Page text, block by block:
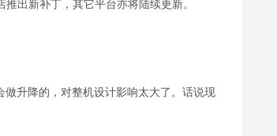
出新补丁，其它平台亦将陆续更新。
升降的，对整机设计影响太大了。话说现